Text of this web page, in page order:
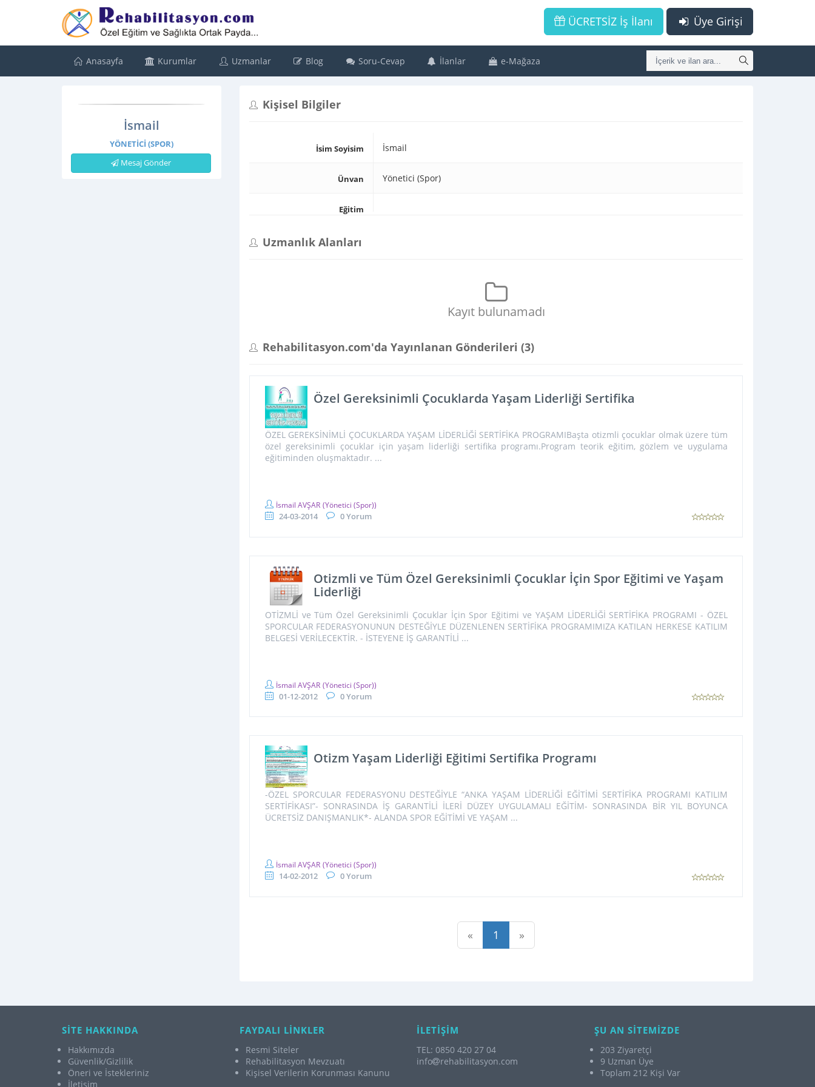
Üye Girişi
ÜCRETSİZ İş İlanı
Anasayfa Kurumlar Uzmanlar Blog Soru-Cevap İlanlar e-Mağaza
İsmail
YÖNETICI (SPOR)
Mesaj Gönder
Kişisel Bilgiler
İsim Soyisim İsmail
Ünvan Yönetici (Spor)
Eğitim
Uzmanlık Alanları
Kayıt bulunamadı
Rehabilitasyon.com'da Yayınlanan Gönderileri (3)
Özel Gereksinimli Çocuklarda Yaşam Liderliği Sertifika
ÖZEL GEREKSİNİMLİ ÇOCUKLARDA YAŞAM LİDERLİĞİ SERTİFİKA PROGRAMIBaşta otizmli çocuklar olmak üzere tüm
özel gereksinimli çocuklar için yaşam liderliği sertifika programı.Program teorik eğitim, gözlem ve uygulama
eğitiminden oluşmaktadır. ...
İsmail AVŞAR (Yönetici (Spor))
24-03-2014 0 Yorum
Otizmli ve Tüm Özel Gereksinimli Çocuklar İçin Spor Eğitimi ve Yaşam
Liderliği
OTİZMLİ ve Tüm Özel Gereksinimli Çocuklar İçin Spor Eğitimi ve YAŞAM LİDERLİĞİ SERTİFİKA PROGRAMI - ÖZEL
SPORCULAR FEDERASYONUNUN DESTEĞİYLE DÜZENLENEN SERTİFİKA PROGRAMIMIZA KATILAN HERKESE KATILIM
BELGESİ VERİLECEKTİR. - İSTEYENE İŞ GARANTİLİ ...
İsmail AVŞAR (Yönetici (Spor))
01-12-2012 0 Yorum
Otizm Yaşam Liderliği Eğitimi Sertifika Programı
-ÖZEL SPORCULAR FEDERASYONU DESTEĞİYLE “ANKA YAŞAM LİDERLİĞİ EĞİTİMİ SERTİFİKA PROGRAMI KATILIM
SERTİFİKASI”- SONRASINDA İŞ GARANTİLİ İLERİ DÜZEY UYGULAMALI EĞİTİM- SONRASINDA BİR YIL BOYUNCA
ÜCRETSİZ DANIŞMANLIK*- ALANDA SPOR EĞİTİMİ VE YAŞAM ...
İsmail AVŞAR (Yönetici (Spor))
14-02-2012 0 Yorum
« 1 »
SİTE HAKKINDA
Hakkımızda
Güvenlik/Gizlilik
Öneri ve İstekleriniz
İletişim
FAYDALI LİNKLER
Resmi Siteler
Rehabilitasyon Mevzuatı
Kişisel Verilerin Korunması Kanunu
İLETİŞİM
TEL: 0850 420 27 04
info
rehabilitasyon.com
ŞU AN SİTEMİZDE
203 Ziyaretçi
9 Uzman Üye
Toplam 212 Kişi Var